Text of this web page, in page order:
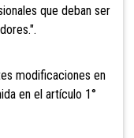
que deban ser
modificaciones en
en el artículo 1°